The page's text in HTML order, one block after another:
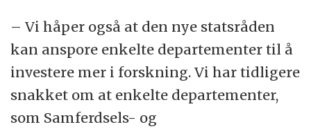
– Vi håper også at den nye statsråden
kan anspore enkelte departementer til å
investere mer i forskning. Vi har tidligere
snakket om at enkelte departementer,
som Samferdsels- og